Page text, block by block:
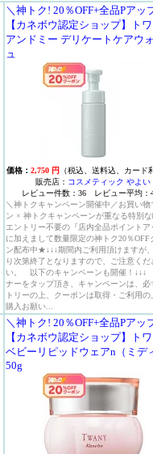
＼神トク! 20％OFF+全品Pアッ
【カネボウ認定ショップ】ト
アンドミー デリケートケアウ
ュ
価格： 2,750 円 （税込、送料込、カード
販売店： コスメティック やよい
レビュー件数：36 レビュー平均：
＼神トクキャンペーン開催中／お買い物
ン × 神トクキャンペーンが重なる特別
エントリー不要の『店内全品ポイントア
に加えまして数量限定の神トク20％OFF
ン配布中★↓↓↓期間内ご利用頂けますが
り次第終了となりますので、ご注意くだ
い。 以下のキャンペーンも開催！↓↓↓
ナーをタップ頂き、キャンペーンは、必
トリーの上、クーポンは取得・ご利用の
購入お願い...
＼神トク! 20％OFF+全品Pアッ
【カネボウ認定ショップ】ト
ベビーリピッドウェアn（ミデ
50g